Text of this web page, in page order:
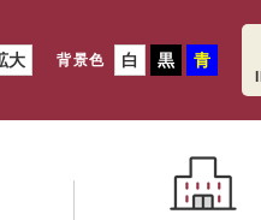
大 背景色 白 黒 青